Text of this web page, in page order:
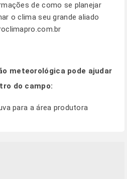
de como se planejar
o clima seu grande aliado
meteorológica pode ajudar
do campo:
para a área produtora